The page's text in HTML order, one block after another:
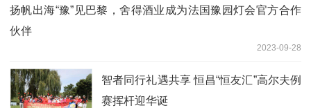
扬帆出海“豫”见巴黎，舍得酒业成为法国豫园灯会官方合作
伙伴
2023-09-28
智者同行礼遇共享 恒昌“恒友汇”高尔夫例
赛挥杆迎华诞